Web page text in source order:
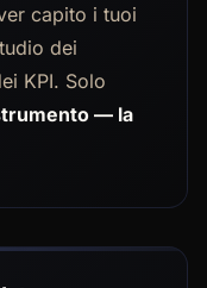
capito i tuoi
dei
KPI. Solo
— la